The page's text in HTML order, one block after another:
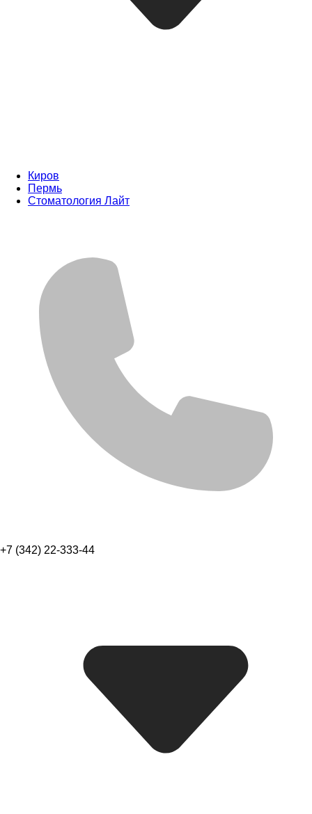
Киров
Пермь
Стоматология Лайт
+7 (342) 22-333-44